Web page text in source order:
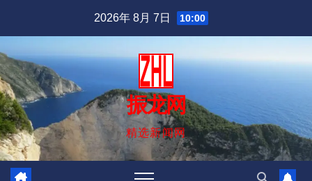
内
容
2026年 8月 7日 10:00
振龙网
精选新闻网